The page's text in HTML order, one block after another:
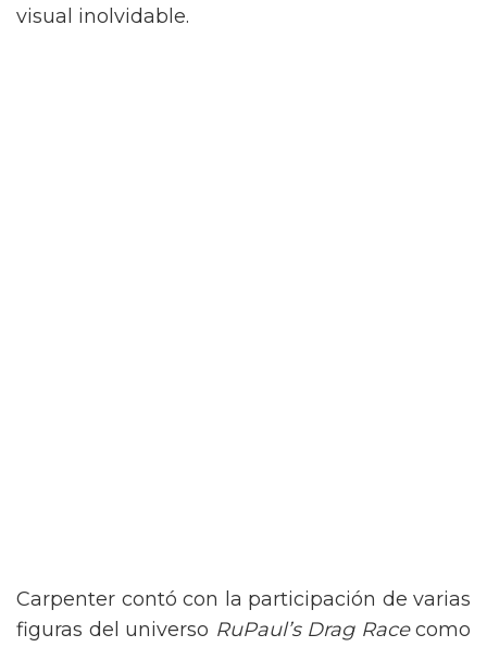
visual inolvidable.
Carpenter contó con la participación de varias
figuras del universo RuPaul’s Drag Racecomo